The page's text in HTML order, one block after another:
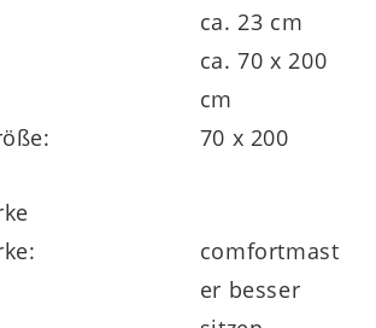
Schaumkern mit 50 kg /
Noppenschaum
ca. 23 cm
ca. 70 x 200
cm
70 x 200
comfortmast
er besser